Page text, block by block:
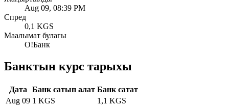
Aug 09, 08:39 PM
Спред
0,1 KGS
Маалымат булагы
O!Банк
Банктын курс тарыхы
Дата Банк сатып алат Банк сатат
Aug 09 1 KGS
1,1 KGS